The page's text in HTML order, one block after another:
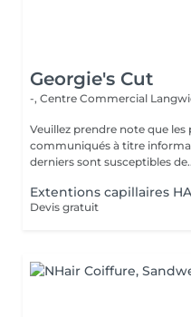
Georgie's Cut
-, Centre Commercial
Veuillez prendre note que
communiqués à titre
derniers sont susceptibles
Extentions capillaires
Devis gratuit